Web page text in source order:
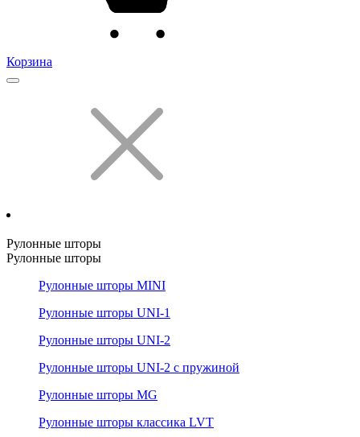
Корзина
Рулонные шторы
Рулонные шторы
Рулонные шторы MINI
Рулонные шторы UNI-1
Рулонные шторы UNI-2
Рулонные шторы UNI-2 с пружиной
Рулонные шторы MG
Рулонные шторы классика LVT